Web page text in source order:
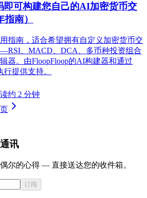
即可构建您自己的AI加密货币交
南）
指南，适合希望拥有自定义加密货币交
、MACD、DCA、多币种投资组合
。由FloopFloop的AI构建器和通过
行提供支持。
约 2 分钟
讯
尔的心得 — 直接送达您的收件箱。
订阅